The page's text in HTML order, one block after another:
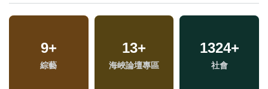
9+
綜藝
13+
海峽論壇專區
1324+
社會
335+
熱門
66+
兩岸
14+
2024總統大選